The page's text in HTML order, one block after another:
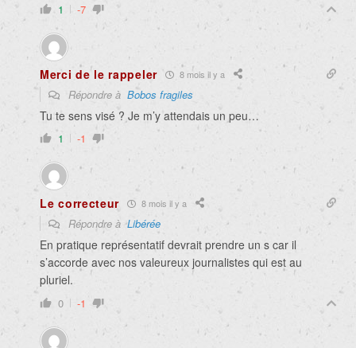
1 -7
Merci de le rappeler 8 mois il y a
Répondre à Bobos fragiles
Tu te sens visé ? Je m’y attendais un peu…
1 -1
Le correcteur 8 mois il y a
Répondre àLibérée
En pratique représentatif devrait prendre un s car il
s’accorde avec nos valeureux journalistes qui est au
pluriel.
0 -1